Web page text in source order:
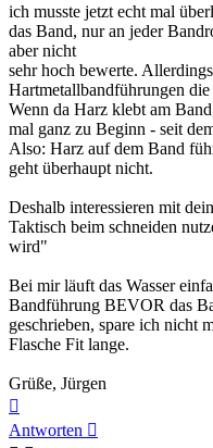
ich musste jetzt echt mal
das Band, nur an jeder
aber nicht
sehr hoch bewerte.
Hartmetallbandführungen
Wenn da Harz klebt am
mal ganz zu Beginn - seit
Also: Harz auf dem Band
geht überhaupt nicht.
Deshalb interessieren mit
Taktisch beim schneiden
wird"
Bei mir läuft das Wasser
Bandführung BEVOR das
geschrieben, spare ich nicht
Flasche Fit lange.
Grüße, Jürgen
oben
Antworten